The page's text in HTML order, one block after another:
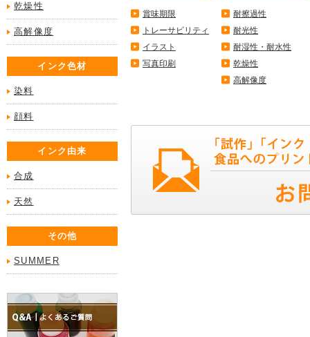
乾燥性
高解像度
インク色材
染料
顔料
インク由来
合成
天然
その他
SUMMER
賞味期限
トレーサビリティ
イラスト
写真印刷
耐擦過性
耐光性
耐湿性・耐水性
乾燥性
高解像度